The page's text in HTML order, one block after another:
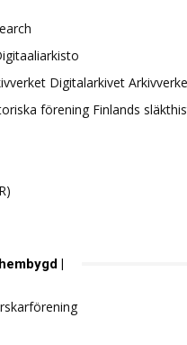
Digitalarkivet
Finlands
|